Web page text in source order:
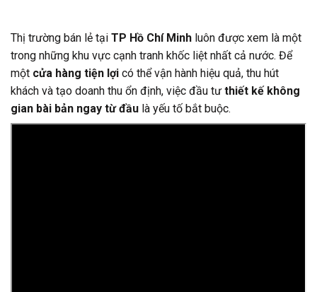
Thị trường bán lẻ tại TP Hồ Chí Minh luôn được xem là một
trong những khu vực cạnh tranh khốc liệt nhất cả nước. Để
một cửa hàng tiện lợi có thể vận hành hiệu quả, thu hút
khách và tạo doanh thu ổn định, việc đầu tư thiết kế không
gian bài bản ngay từ đầu là yếu tố bắt buộc.